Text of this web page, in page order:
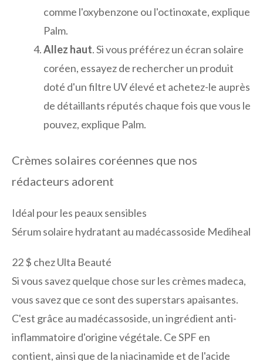
comme l'oxybenzone ou l'octinoxate, explique
Palm.
Allez haut. Si vous préférez un écran solaire
coréen, essayez de rechercher un produit
doté d'un filtre UV élevé et achetez-le auprès
de détaillants réputés chaque fois que vous le
pouvez, explique Palm.
Crèmes solaires coréennes que nos
rédacteurs adorent
Idéal pour les peaux sensibles
Sérum solaire hydratant au madécassoside Mediheal
22 $ ​​chez Ulta Beauté
Si vous savez quelque chose sur les crèmes madeca,
vous savez que ce sont des superstars apaisantes.
C'est grâce au madécassoside, un ingrédient anti-
inflammatoire d'origine végétale. Ce SPF en
contient, ainsi que de la niacinamide et de l'acide